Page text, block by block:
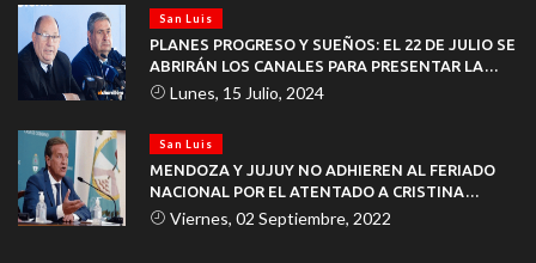
San Luis
PLANES PROGRESO Y SUEÑOS: EL 22 DE JULIO SE
ABRIRÁN LOS CANALES PARA PRESENTAR LA
DOCUMENTACIÓN
Lunes, 15 Julio, 2024
San Luis
MENDOZA Y JUJUY NO ADHIEREN AL FERIADO
NACIONAL POR EL ATENTADO A CRISTINA
KIRCHNER
Viernes, 02 Septiembre, 2022